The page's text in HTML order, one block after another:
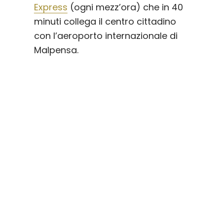
Express (ogni mezz’ora) che in 40
minuti collega il centro cittadino
con l’aeroporto internazionale di
Malpensa.